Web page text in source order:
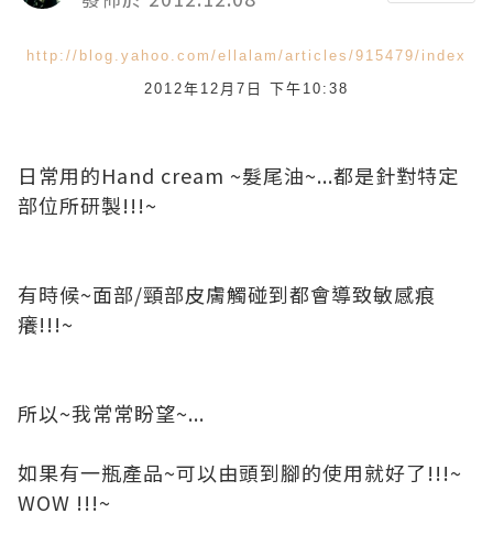
http://blog.yahoo.com/ellalam/articles/915479/index
2012年12月7日 下午10:38
日常用的Hand cream ~髮尾油~...都是針對特定
部位所研製!!!~
有時候~面部/頸部皮膚觸碰到都會導致敏感痕
癢!!!~
所以~我常常盼望~...
如果有一瓶產品~可以由頭到腳的使用就好了!!!~
WOW !!!~